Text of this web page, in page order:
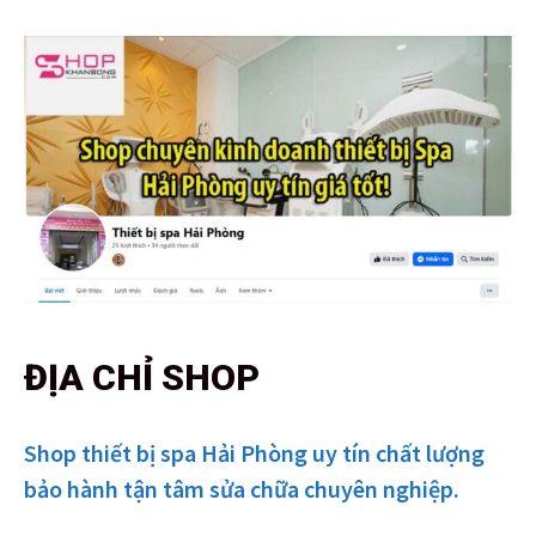
ĐỊA CHỈ SHOP
Shop thiết bị spa Hải Phòng uy tín chất lượng
bảo hành tận tâm sửa chữa chuyên nghiệp.